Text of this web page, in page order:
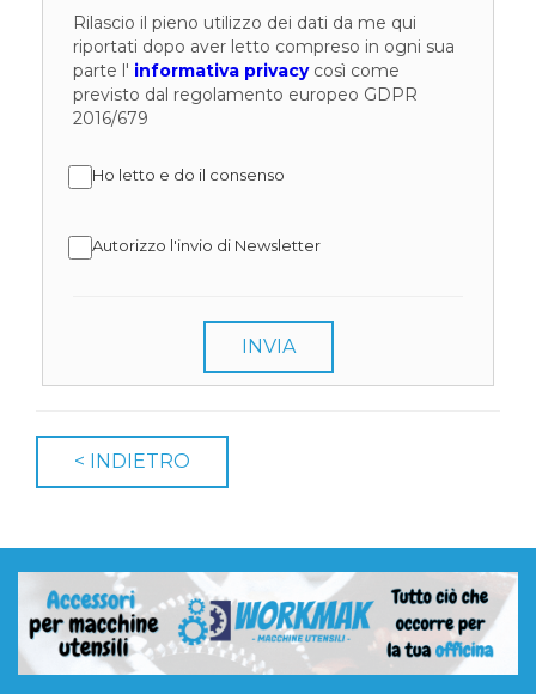
Rilascio il pieno utilizzo dei dati da me qui
riportati dopo aver letto compreso in ogni sua
parte l' informativa privacycosì come
previsto dal regolamento europeo GDPR
2016/679
Ho letto e do il consenso
Autorizzo l'invio di Newsletter
INVIA